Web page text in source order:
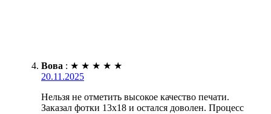
Вова : ★ ★ ★ ★ ★
20.11.2025
Нельзя не отметить высокое качество печати.
Заказал фотки 13х18 и остался доволен. Процесс